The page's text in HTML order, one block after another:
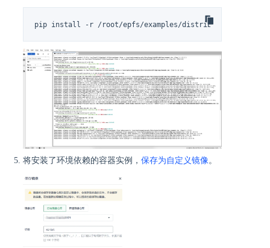
pip install -r /root/epfs/examples/distributed/minGPT-
将安装了环境依赖的容器实例， 保存为自定义镜像。